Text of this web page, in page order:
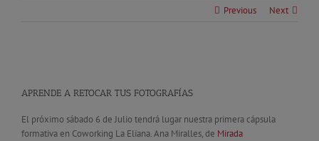
Previous Next
APRENDE A RETOCAR TUS FOTOGRAFÍAS
El próximo sábado 6 de Julio tendrá lugar nuestra primera cápsula
formativa en Coworking La Eliana. Ana Miralles, de Mirada